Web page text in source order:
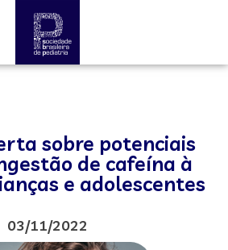
sobre potenciais
de cafeína à
e adolescentes
03/11/2022